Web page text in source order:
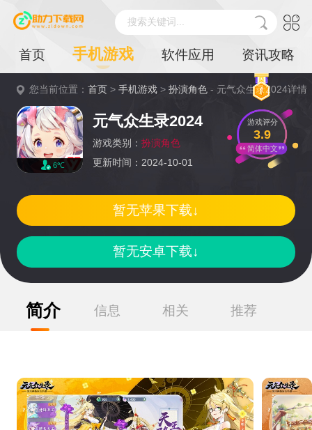
搜索关键词...
首页 手机游戏 软件应用 资讯攻略
您当前位置：首页 >手机游戏 >扮演角色 - 元气众生录2024详情
6℃
元气众生录2024
游戏类别： 扮演角色
更新时间：2024-10-01
游戏评分
3.9
简体中文
暂无安卓下载↓
暂无苹果下载↓
简介 信息 相关 推荐